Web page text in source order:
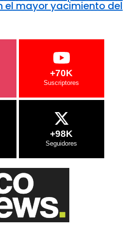
el mayor yacimiento del
+70K
+98K